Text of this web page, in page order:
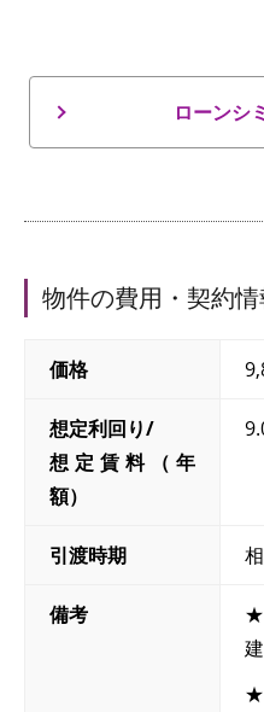
ローンシ
物件の費用・契約情
価格
想定利回り/
想定賃料（年
額）
引渡時期
備考
★
★